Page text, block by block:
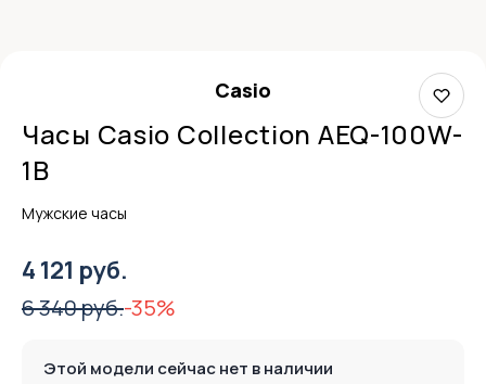
Casio
Часы Casio Collection AEQ-100W-
1B
Мужские часы
4 121 руб.
6 340 руб.-35%
Этой модели сейчас нет в наличии